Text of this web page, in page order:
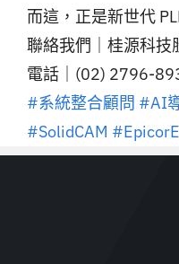
而這，正是新世代
聯絡我們｜桂源科技
電話｜(02) 2796-
#系統整合顧問 #AI
#SolidCAM